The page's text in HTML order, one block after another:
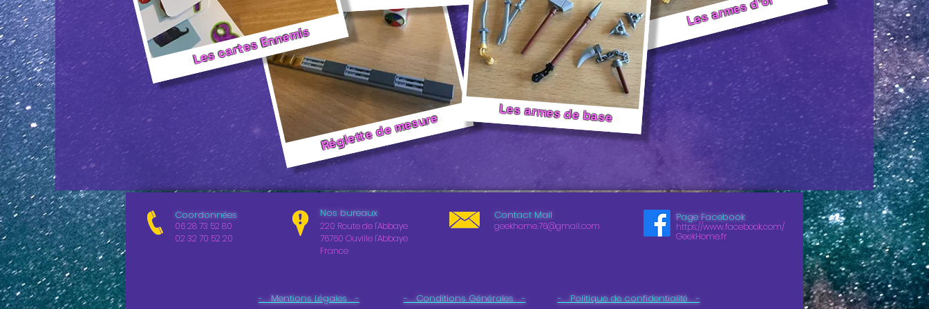
Les armes d'or
Les cartes Ennemis
Les armes de base
Réglette de mesure
Coordonnées
06 28 73 52 80
02 32 70 52 20
Nos bureaux
220 Route de l'Abbaye
76760 Ouville l'Abbaye
France
Contact Mail
geekhome.76@gmail.com
Page Facebook
https://www.facebook.com/
GeekHome.fr
- Mentions Légales - - Conditions Générales - - Politique de confidentialité -